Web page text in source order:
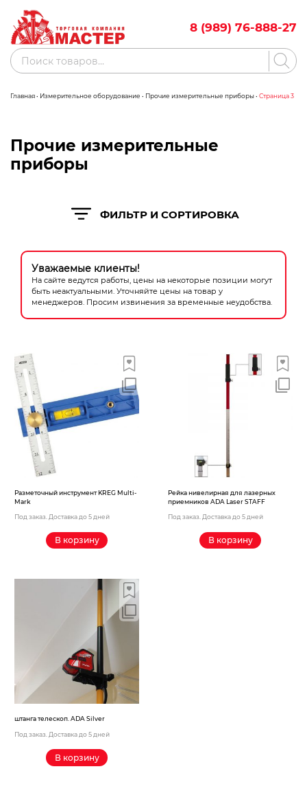
content
8 (989) 76-888-27
Акции Бренды
Водоснабжение
Клининговое оборудование
Компрессорное оборудование
Новогодние товары
Подарочные сертификаты
Расходные материалы и оснастка
Сад-огород
Садовая техника
Спецодежда
Станки
Электроинструмент
Электрохозтовары
Поиск
товаров
Главная• Измерительное оборудование • Прочие измерительные приборы• Страница 3
Прочие измерительные
приборы
Уважаемые клиенты!
На сайте ведутся работы, цены на некоторые позиции могут
быть неактуальными. Уточняйте цены на товар у
менеджеров. Просим извинения за временные неудобства.
Разметочный инструмент KREG Multi-
Mark
Под заказ. Доставка до 5 дней
В корзину
Рейка нивелирная для лазерных
приемников ADA Laser STAFF
Под заказ. Доставка до 5 дней
В корзину
штанга телескоп. ADA Silver
Под заказ. Доставка до 5 дней
В корзину
ФИЛЬТР И СОРТИРОВКА